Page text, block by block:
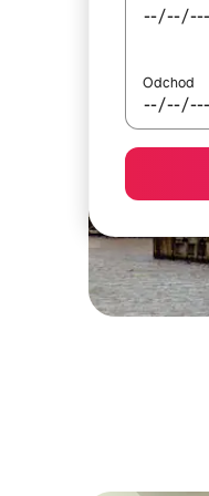
Odchod